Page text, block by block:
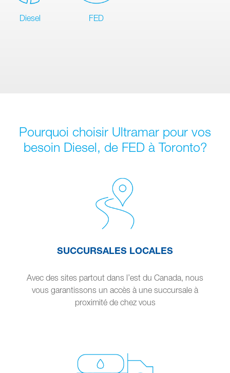
Diesel FED
Pourquoi choisir Ultramar pour vos
besoin Diesel, de FED à Toronto?
SUCCURSALES LOCALES
Avec des sites partout dans l’est du Canada, nous
vous garantissons un accès à une succursale à
proximité de chez vous